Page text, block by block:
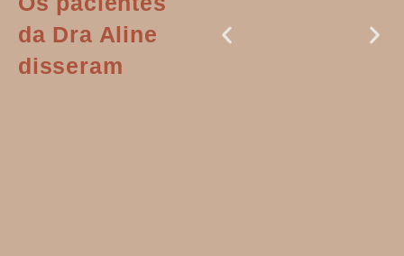
da Dra Aline
disseram